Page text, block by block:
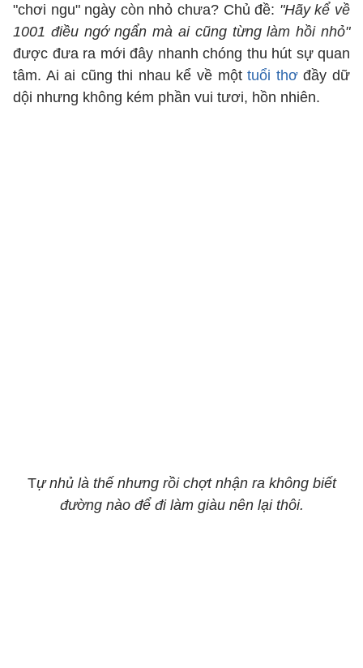
"chơi ngu" ngày còn nhỏ chưa? Chủ đề: "Hãy kể về
1001 điều ngớ ngẩn mà ai cũng từng làm hồi nhỏ"
được đưa ra mới đây nhanh chóng thu hút sự quan
tâm. Ai ai cũng thi nhau kể về mộttuổi thơđầy dữ
dội nhưng không kém phần vui tươi, hồn nhiên.
Tự nhủ là thế nhưng rồi chợt nhận ra không biết
đường nào để đi làm giàu nên lại thôi.